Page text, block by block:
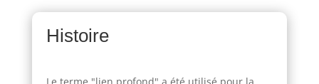
Histoire